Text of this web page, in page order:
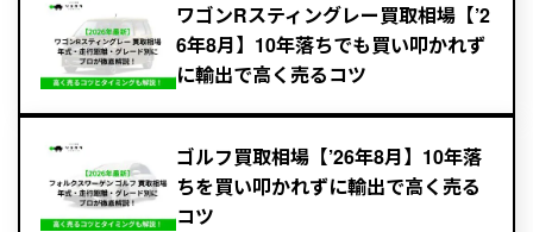
ワゴンRスティングレー買取相場【’2
6年8月】10年落ちでも買い叩かれず
に輸出で高く売るコツ
ゴルフ買取相場【’26年8月】10年落
ちを買い叩かれずに輸出で高く売る
コツ